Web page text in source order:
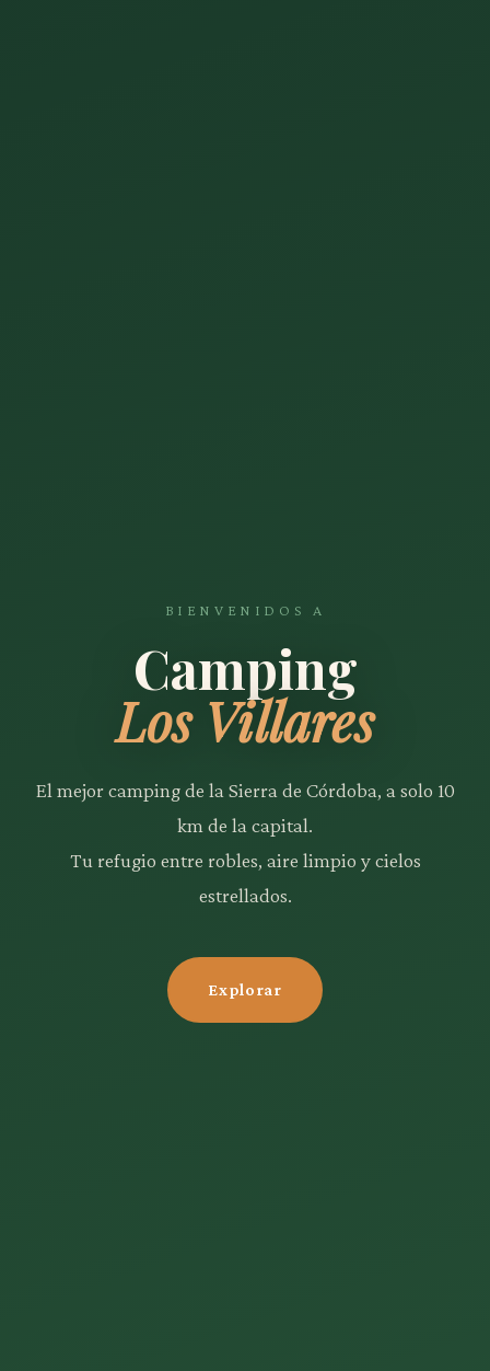
BIENVENIDOS A
Camping
Los Villares
El mejor camping de la Sierra de Córdoba, a solo 10
km de la capital.
Tu refugio entre robles, aire limpio y cielos
estrellados.
Explorar